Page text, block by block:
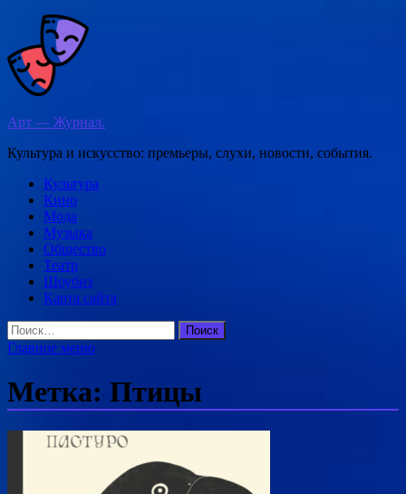
Перейти
содержимому
Арт — Журнал.
Культура и искусство: премьеры, слухи, новости, события.
Культура
Кино
Мода
Музыка
Общество
Театр
Шоубиз
Карта сайта
Найти:
Главное меню
Метка: Птицы